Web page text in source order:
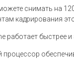
снимать на
кадрирования
работает быстрее